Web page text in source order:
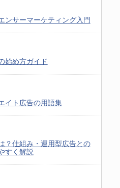
ンサーマーケティング入門
始め方ガイド
イト広告の用語集
？仕組み・運用型広告との
すく解説